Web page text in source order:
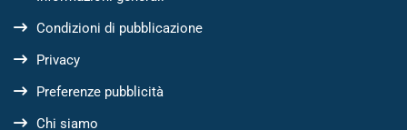
Condizioni di pubblicazione
Privacy
Preferenze pubblicità
Chi siamo